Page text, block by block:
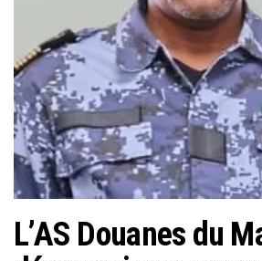
L’AS Douanes du